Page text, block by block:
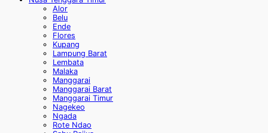
Alor
Belu
Ende
Flores
Kupang
Lampung Barat
Lembata
Malaka
Manggarai
Manggarai Barat
Manggarai Timur
Nagekeo
Ngada
Rote Ndao